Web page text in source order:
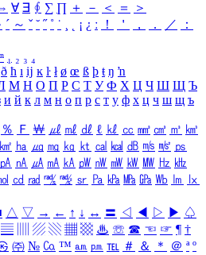
∀ ∃ ∮ ∑ ∏ ＋ － ＜ ＝
＞
´ ～ ˇ ˘ ˝ ˚ ˙ ¸ ¡ ¿ ː ！ ＇ ， ． ／
：
ⁿ ₁ ₂ ₃ ₄
ð ħ ı ĳ ĸ ŀ ł ø œ ß þ ŧ ŋ ŉ
М Н О П Р С Т У Ф Х Ц Ч Ш Щ Ъ
и й к л м н о п р с т у ф х ц ч ш щ ъ
％ Ｆ ￦ ㎕ ㎖ ㎗ ℓ ㎘ ㏄ ㎣ ㎤ ㎥ ㎦
㎢ ㏊ ㎍ ㎎ ㎏ ㏏ ㎈ ㎉ ㏈ ㎧ ㎨ ㎰
㎀ ㎁ ㎂ ㎃ ㎄ ㎺ ㎻ ㎽ ㎾ ㎿ ㎐ ㎑
㏅ ㎭ ㎮ ㎯ ㏛ ㎩ ㎪ ㎫ ㎬ ㏝ ㏐
㏓
△ ▽ → ← ↑ ↓ ↔ 〓 ◁ ◀ ▷ ▶ ♤
▤ ▨ ▧ ▦ ▩ ♨ ☏ ☎ ☜ ☞ ¶ †
㈜ № ㏇ ™ ㏂ ㏘ ℡ ＃ ＆ ＊ ＠ ª º